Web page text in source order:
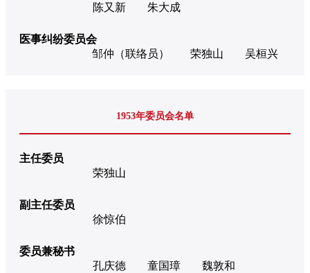
陈又新
朱大成
医事纠纷委员会
邹仲（联络员）
荣独山 吴桓兴
1953年委员会名单
主任委员
荣独山
副主任委员
徐惊伯
委员兼秘书
孔庆德
童国璋 魏敦和